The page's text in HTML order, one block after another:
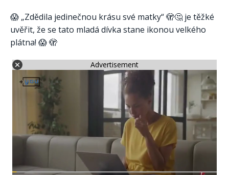
😱 „Zdědila jedinečnou krásu své matky“ 🫣🤔 je těžké
uvěřit, že se tato mladá dívka stane ikonou velkého
plátna! 😱 🫣
Advertisement